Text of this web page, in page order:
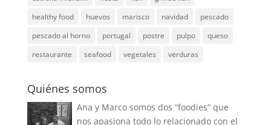
healthy food
huevos marisco navidad
pescado
pescado al horno
portugal postre pulpo
queso
restaurante
seafood vegetales verduras
Quiénes somos
Ana y Marco somos dos “foodies” que
nos apasiona todo lo relacionado con el